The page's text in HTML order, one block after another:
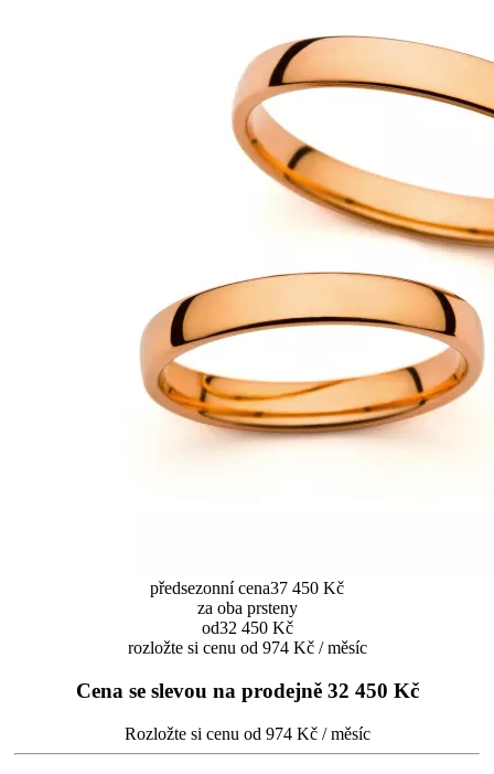
předsezonní cena37 450 Kč
za oba prsteny
od32 450 Kč
rozložte si cenu od 974 Kč / měsíc
Cena se slevou na prodejně 32 450 Kč
Rozložte si cenu od 974 Kč / měsíc